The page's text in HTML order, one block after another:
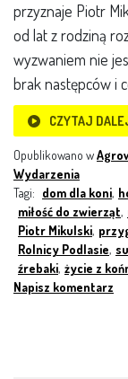
przyznaje Piotr
od lat z rodziną
wyzwaniem nie
brak następców i
CZYTAJ
Opublikowano w
Wydarzenia
Tagi: dom dla koni,
miłość do zwierząt,
Piotr Mikulski,
Rolnicy Podlasie,
źrebaki, życie z
Napisz komentarz